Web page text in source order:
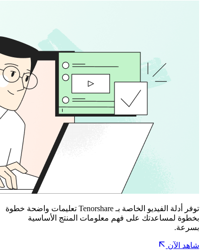
توفر أدلة الفيديو الخاصة بـ Tenorshare تعليمات واضحة خطوة
بخطوة لمساعدتك على فهم معلومات المنتج الأساسية
بسرعة.
شاهد الآن